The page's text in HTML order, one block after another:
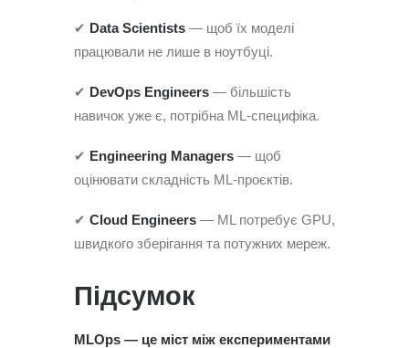
✔ Data Scientists — щоб їх моделі
працювали не лише в ноутбуці.
✔ DevOps Engineers — більшість
навичок уже є, потрібна ML-специфіка.
✔ Engineering Managers — щоб
оцінювати складність ML-проєктів.
✔ Cloud Engineers — ML потребує GPU,
швидкого зберігання та потужних мереж.
Підсумок
MLOps — це міст між експериментами